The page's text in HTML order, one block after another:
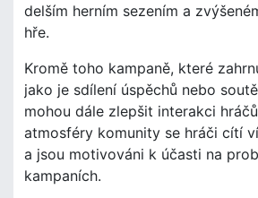
delším herním sezením a
hře.
Kromě toho kampaně, které
jako je sdílení úspěchů nebo
mohou dále zlepšit interakci
atmosféry komunity se hráči cítí
a jsou motivováni k účasti na
kampaních.